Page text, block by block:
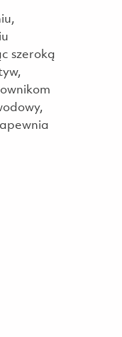
szeroką